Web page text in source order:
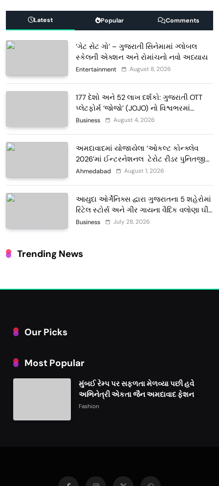
Latest Popular Comments
‘ગેટ સેટ ગો’ – ગુજરાતી સિનેમામાં ગ્લોબલ
સ્કેલની એક્શન અને રોમાંચનો નવો અધ્યાય
Entertainment August 8, 2026
177 દેશો અને 52 લાખ દર્શકો: ગુજરાતી OTT
પ્લેટફોર્મ ‘જોજો’ (JOJO) નો વિશ્વભરમાં
દબદબો
Business August 4, 2026
અમદાવાદમાં યોજાયેલા ‘ઓકલ્ટ કોન્ક્લેવ
2026’માં ઈન્ટરનેશનલ ટેરોટ રીડર પુનિતજી
લુલ્લા એ ટેરોટ કાર્ડ રીડિંગ અંગે માહિતી આપી
Ahmedabad August 1, 2026
આયુદા ઓર્ગેનિક્સ દ્વારા ગુજરાતના 5 શહેરોમાં
રિટેલ સ્ટોર્સ અને ગીર ગાયના વૈદિક વલોણા ઘી-
દૂધની શુદ્ધ સેવાઓ સાથે વ્યાપક વિસ્તરણ
Business July 28, 2026
Trending News
Our Picks
Most Popular
મુંબઈ રેમ્પ પર સફળતા મેળવ્યા પછી હવે
અભિનેત્રી એકતા જૈન અમદાવાદ ફેશન
વીકમાં પોતાની પ્રતિભા પ્રદર્શિત કરશે
Fashion